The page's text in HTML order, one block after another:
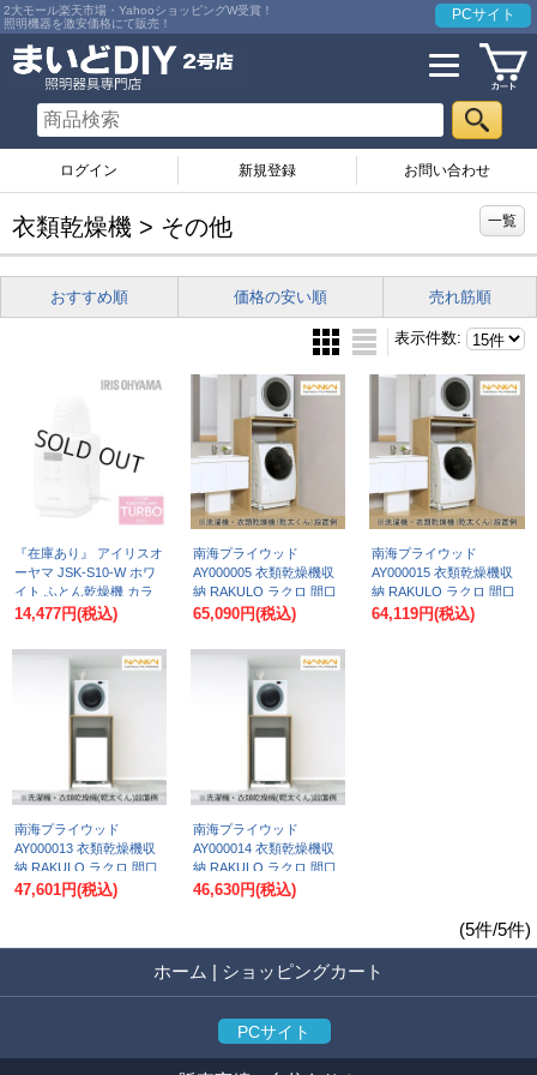
2大モール楽天市場・YahooショッピングW受賞！
照明機器を激安価格にて販売！
PCサイト
ログイン お問い合わせ
衣類乾燥機 > その他 一覧
おすすめ順 価格の安い順 売れ筋順
表示件数:
『在庫あり』 アイリスオ
ーヤマ JSK-S10-W ホワ
イト ふとん乾燥機 カラ
リエ ミニ ターボ
団乾燥機 コンパクトタイ
プ ☆[本州四国送料無料]
14,477円(税込)
南海プライウッド
AY000005 衣類乾燥機収
納 RAKULO ラクロ 間口
3尺セットプラン ドラム
ウンター付 乾太くんプラ
65,090円(税込)
南海プライウッド
AY000015 衣類乾燥機収
納 RAKULO ラクロ 間口
3尺セットプラン ドラム
64,119円(税込)
南海プライウッド
AY000013 衣類乾燥機収
納 RAKULO ラクロ 間口
3尺セットプラン タテ
47,601円(税込)
南海プライウッド
AY000014 衣類乾燥機収
納 RAKULO ラクロ 間口
3尺セットプラン タテ
46,630円(税込)
(5件/5件)
ホーム | ショッピングカート
PCサイト